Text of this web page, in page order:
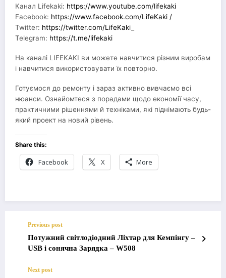
Канал Lifekaki: https://www.youtube.com/lifekaki
Facebook: https://www.facebook.com/LifeKaki /
Twitter: https://twitter.com/LifeKaki_
Telegram: https://t.me/lifekaki
На каналі LIFEKAKI ви можете навчитися різним виробам
і навчитися використовувати їх повторно.
Готуємося до ремонту і зараз активно вивчаємо всі
нюанси. Ознайомтеся з порадами щодо економії часу,
практичними рішеннями й техніками, які піднімають будь-
який проект на новий рівень.
Share this:
Facebook X More
Previous post
Потужний світлодіодний Ліхтар для Кемпінгу –
USB і сонячна Зарядка – W508
Next post